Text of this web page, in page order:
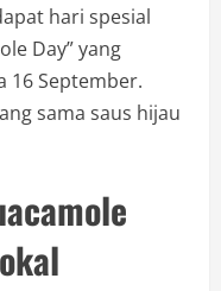
hari spesial
Day” yang
16 September.
sama saus hijau